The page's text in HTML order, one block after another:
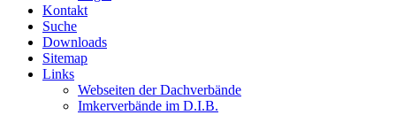
Kontakt
Suche
Downloads
Sitemap
Links
Webseiten der Dachverbände
Imkerverbände im D.I.B.